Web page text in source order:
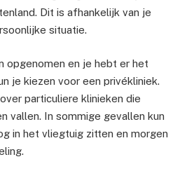
Dit is afhankelijk van je
situatie.
opgenomen en je hebt er het
je kiezen voor een privékliniek.
particuliere klinieken die
vallen. In sommige gevallen kun
in het vliegtuig zitten en morgen